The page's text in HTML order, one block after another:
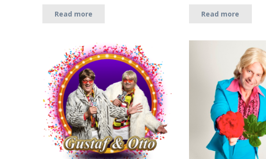
Read more Read more